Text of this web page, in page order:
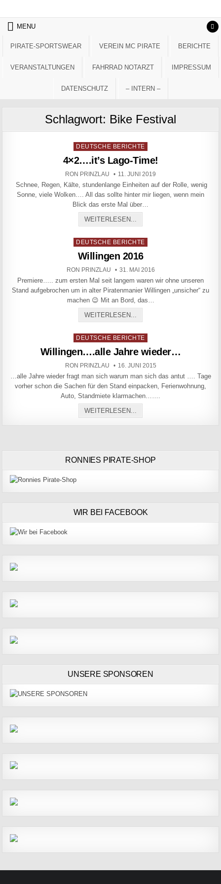
MENU
PIRATE-SPORTSWEAR VEREIN MC PIRATE BERICHTE
VERANSTALTUNGEN FAHRRAD NOTARZT IMPRESSUM
DATENSCHUTZ – INTERN –
Schlagwort: Bike Festival
Posted in
DEUTSCHE BERICHTE
4×2….it’s Lago-Time!
AUTHOR:
RON PRINZLAU PUBLISHED DATE:
11. JUNI 2019
Schnee, Regen, Kälte, stundenlange Einheiten auf der Rolle, wenig
Sonne, viele Wolken…. All das sollte hinter mir liegen, wenn mein
Blick das erste Mal über…
WEITERLESEN...
Posted in
DEUTSCHE BERICHTE
Willingen 2016
AUTHOR:
RON PRINZLAU PUBLISHED DATE:
31. MAI 2016
Premiere….. zum ersten Mal seit langem waren wir ohne unseren
Stand aufgebrochen um in alter Piratenmanier Willingen „unsicher“ zu
machen 😉 Mit an Bord, das…
WEITERLESEN...
Posted in
DEUTSCHE BERICHTE
Willingen….alle Jahre wieder…
AUTHOR:
RON PRINZLAU PUBLISHED DATE:
16. JUNI 2015
…alle Jahre wieder fragt man sich warum man sich das antut …. Tage
vorher schon die Sachen für den Stand einpacken, Ferienwohnung,
Auto, Standmiete klarmachen…….
WEITERLESEN...
RONNIES PIRATE-SHOP
WIR BEI FACEBOOK
UNSERE SPONSOREN